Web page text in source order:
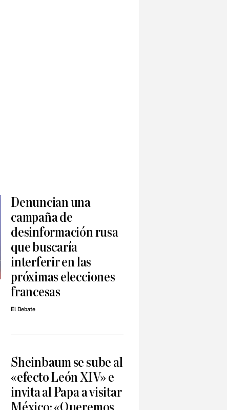
Denuncian una
campaña de
desinformación rusa
que buscaría
interferir en las
próximas elecciones
francesas
El Debate
Sheinbaum se sube al
«efecto León XIV» e
invita al Papa a visitar